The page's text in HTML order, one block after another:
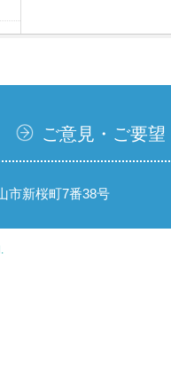
ご意見・ご要望
市新桜町7番38号